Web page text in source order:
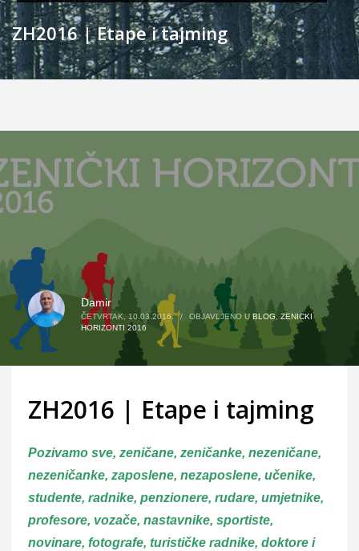
ZH2016 | Etape i tajming
Damir
ČETVRTAK, 10.03.2016. / OBJAVLJENO U BLOG, ZENICKI
HORIZONTI 2016
ZH2016 | Etape i tajming
Pozivamo sve, zeničane, zeničanke, nezeničane,
nezeničanke, zaposlene, nezaposlene, učenike,
studente, radnike, penzionere, rudare, umjetnike,
profesore, vozače, nastavnike, sportiste,
novinare, fotografe, turističke radnike, doktore i